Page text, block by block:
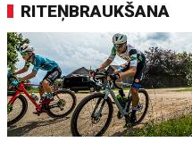
RITEŅBRAUKŠANA